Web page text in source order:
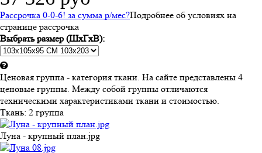
Рассрочка 0-0-6! за сумма р/мес?Подробнее об условиях на
странице рассрочка
Выбрать размер (ШхГхВ):
Ценовая группа - категория ткани. На сайте представлены 4
ценовые группы. Между собой группы отличаются
техническими характеристиками ткани и стоимостью.
Ткань: 2 группа
Луна - крупный план.jpg